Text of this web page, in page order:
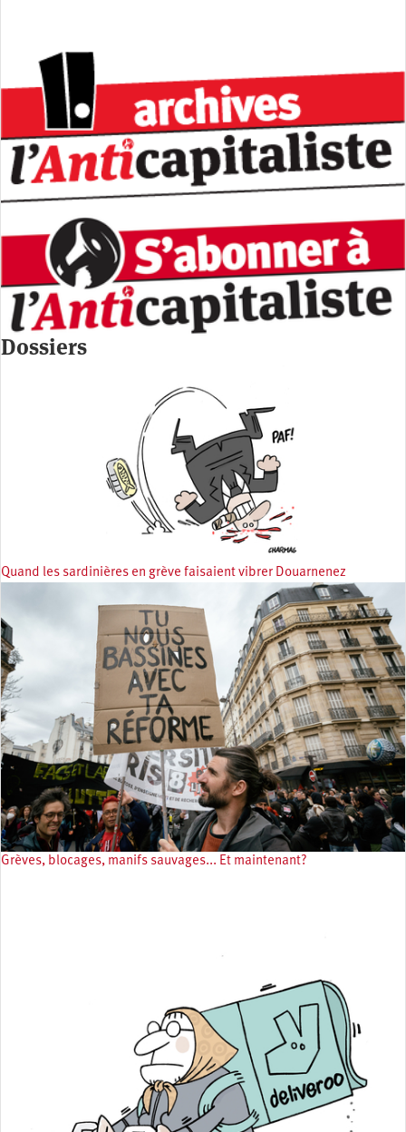
Dossiers
Quand les sardinières en grève faisaient vibrer Douarnenez
Grèves, blocages, manifs sauvages... Et maintenant?